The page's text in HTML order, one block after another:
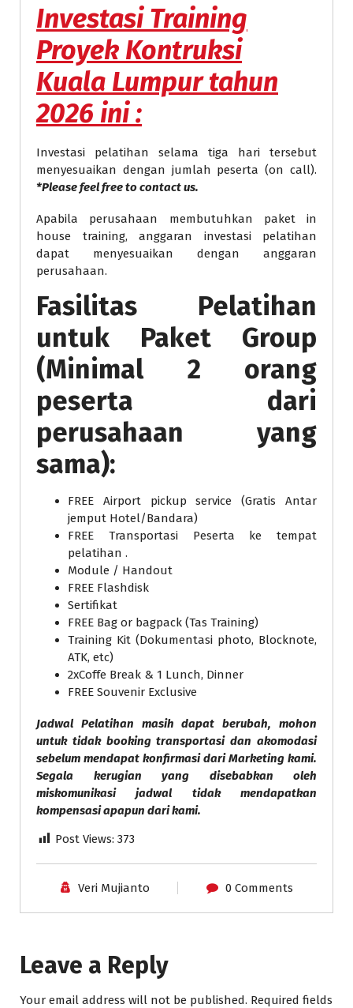
Investasi Training
Proyek Kontruksi
Kuala Lumpurtahun
2026 ini :
Investasi pelatihan selama tiga hari tersebut
menyesuaikan dengan jumlah peserta (on call).
*Please feel free to contact us.
Apabila perusahaan membutuhkan paket in
house training, anggaran investasi pelatihan
dapat menyesuaikan dengan anggaran
perusahaan.
Fasilitas Pelatihan
untuk Paket Group
(Minimal 2 orang
peserta dari
perusahaan yang
sama):
FREE Airport pickup service (Gratis Antar
jemput Hotel/Bandara)
FREE Transportasi Peserta ke tempat
pelatihan .
Module / Handout
FREE Flashdisk
Sertifikat
FREE Bag or bagpack (Tas Training)
Training Kit (Dokumentasi photo, Blocknote,
ATK, etc)
2xCoffe Break & 1 Lunch, Dinner
FREE Souvenir Exclusive
Jadwal Pelatihan masih dapat berubah, mohon
untuk tidak booking transportasi dan akomodasi
sebelum mendapat konfirmasi dari Marketing kami.
Segala kerugian yang disebabkan oleh
miskomunikasi jadwal tidak mendapatkan
kompensasi apapun dari kami.
Post Views: 373
Veri Mujianto 0 Comments
Leave a Reply
Your email address will not be published. Required fields